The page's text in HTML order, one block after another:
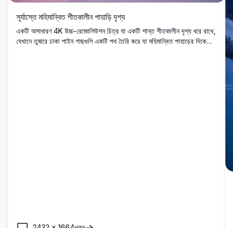
সূর্যাস্তে মহিমান্বিত শীতকালীন পাহাড়ি দৃশ্য
একটি অসাধারণ 4K উচ্চ-রেজোলিউশন চিত্র যা একটি শান্ত শীতকালীন দৃশ্য ধরে রাখে,
যেখানে তুষারে ঢাকা পাইন গাছগুলি একটি পথ তৈরি করে যা মহিমান্বিত পাহাড়ের দিকে